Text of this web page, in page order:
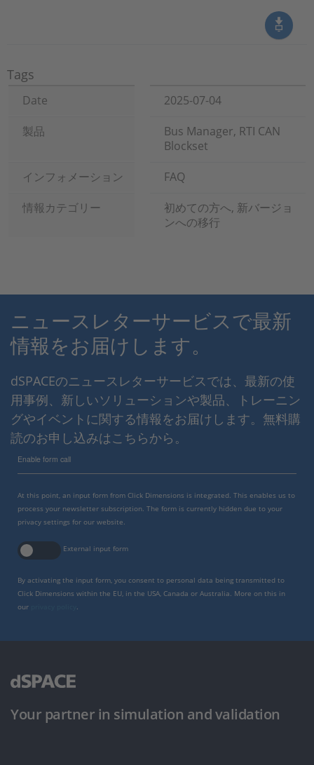
Tags
Date
2025-07-04
製品
Bus Manager, RTI CAN
Blockset
インフォメーション
FAQ
情報カテゴリー
初めての方へ, 新バージョ
ンへの移行
ニュースレターサービスで最新
情報をお届けします。
dSPACEのニュースレターサービスでは、最新の使
用事例、新しいソリューションや製品、トレーニン
グやイベントに関する情報をお届けします。無料購
読のお申し込みはこちらから。
Enable form call
At this point, an input form from Click Dimensions is integrated. This enables us to
process your newsletter subscription. The form is currently hidden due to your
privacy settings for our website.
External input form
By activating the input form, you consent to personal data being transmitted to
Click Dimensions within the EU, in the USA, Canada or Australia. More on this in
our
Your partner in simulation and validation